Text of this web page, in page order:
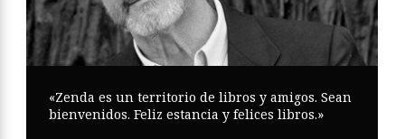
«Zenda es un territorio de libros y amigos. Sean
bienvenidos. Feliz estancia y felices libros.»